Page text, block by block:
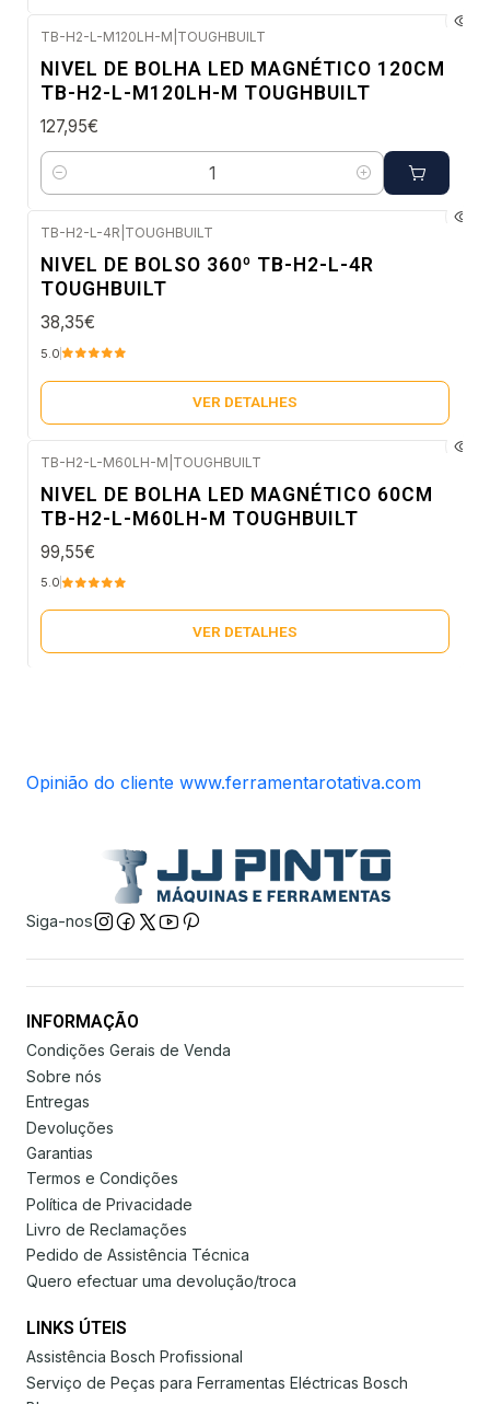
TB-H2-L-M120LH-M TOUGHBUILT
NIVEL DE BOLHA LED MAGNÉTICO 120CM
TB-H2-L-M120LH-M TOUGHBUILT
127,95€
Quantidade
TB-H2-L-4R TOUGHBUILT
NIVEL DE BOLSO 360º TB-H2-L-4R
TOUGHBUILT
38,35€
5.0
VER DETALHES
TB-H2-L-M60LH-M TOUGHBUILT
NIVEL DE BOLHA LED MAGNÉTICO 60CM
TB-H2-L-M60LH-M TOUGHBUILT
99,55€
5.0
VER DETALHES
Opinião do cliente www.ferramentarotativa.com
Siga-nos
INFORMAÇÃO
Condições Gerais de Venda
Sobre nós
Entregas
Devoluções
Garantias
Termos e Condições
Política de Privacidade
Livro de Reclamações
Pedido de Assistência Técnica
Quero efectuar uma devolução/troca
LINKS ÚTEIS
Assistência Bosch Profissional
Serviço de Peças para Ferramentas Eléctricas Bosch